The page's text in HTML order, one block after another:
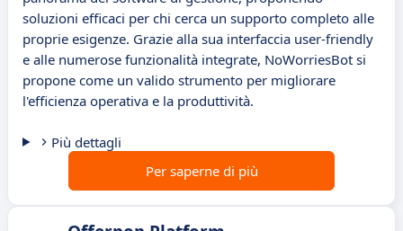
soluzioni efficaci per chi cerca un supporto completo alle
proprie esigenze. Grazie alla sua interfaccia user-friendly
e alle numerose funzionalità integrate, NoWorriesBot si
propone come un valido strumento per migliorare
l'efficienza operativa e la produttività.
Più dettagli
Per saperne di più